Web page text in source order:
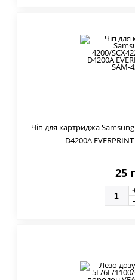
Чіп для картриджа Samsung
D4200A
25